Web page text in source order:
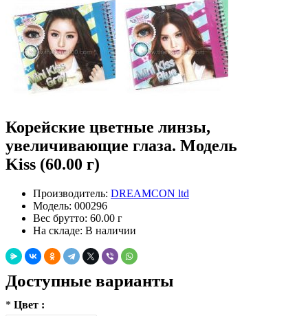
Корейские цветные линзы,
увеличивающие глаза. Модель
Kiss (60.00 г)
Производитель: DREAMCON ltd
Модель: 000296
Вес брутто: 60.00 г
На складе: В наличии
Доступные варианты
* Цвет :